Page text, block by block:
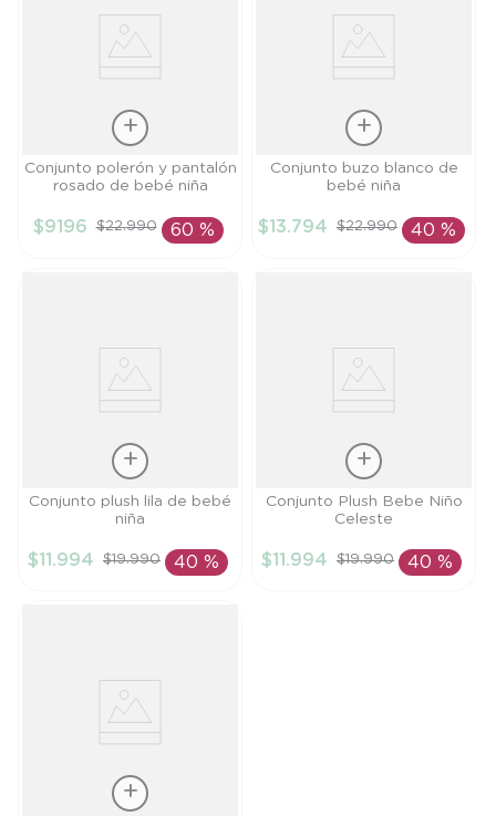
Talla
AÑADIR AL
Conjunto polerón y pantalón
rosado de bebé niña
$9196 $22.990 60 %
Talla
AÑADIR AL
Conjunto buzo blanco de
bebé niña
$13.794 $22.990 40 %
Talla
AÑADIR AL
Conjunto plush lila de bebé
niña
$11 .994 $19.990 40 %
Talla
AÑADIR AL
Conjunto Plush Bebe Niño
Celeste
$11 .994 $19.990 40 %